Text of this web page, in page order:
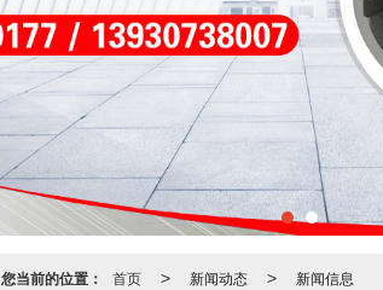
您当前的位置： 首页 > 新闻动态 > 新闻信息